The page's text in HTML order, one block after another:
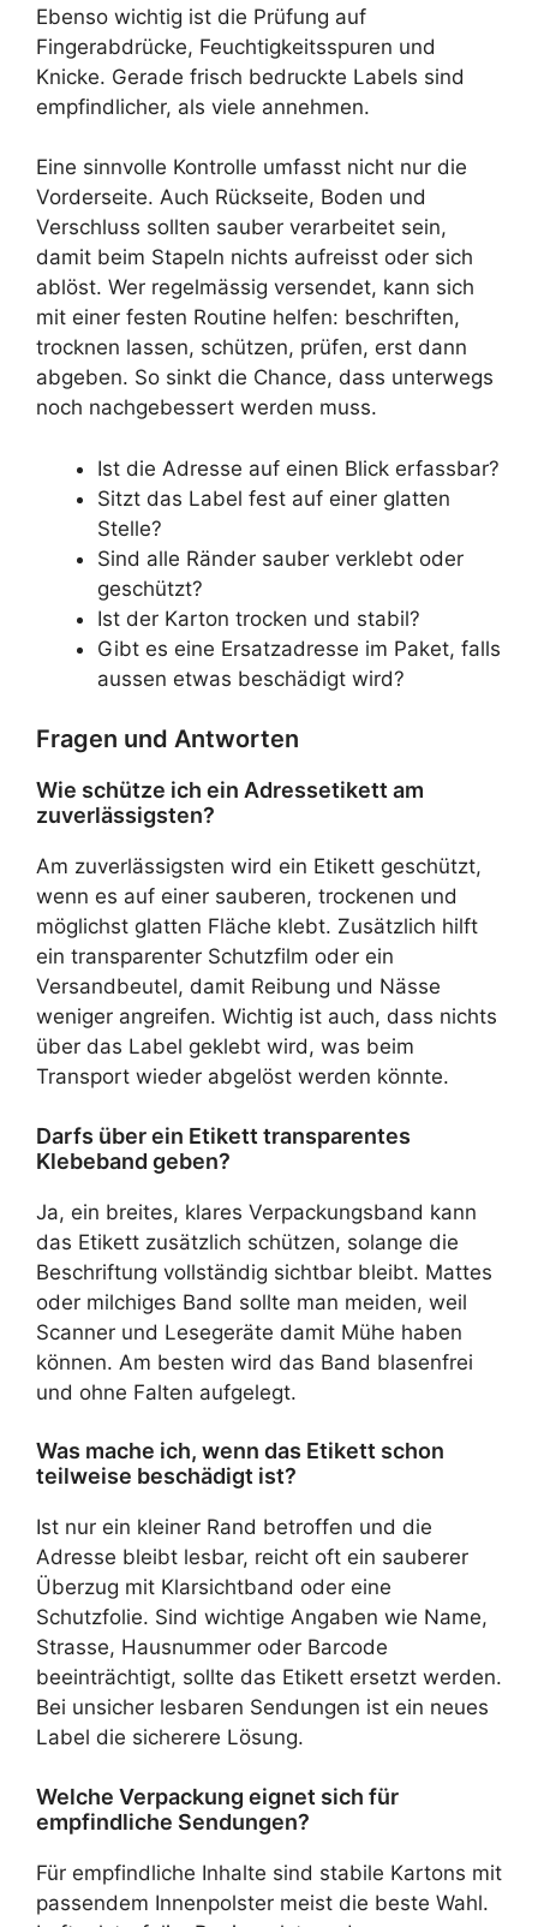
Ebenso wichtig ist die Prüfung auf
Fingerabdrücke, Feuchtigkeitsspuren und
Knicke. Gerade frisch bedruckte Labels sind
empfindlicher, als viele annehmen.
Eine sinnvolle Kontrolle umfasst nicht nur die
Vorderseite. Auch Rückseite, Boden und
Verschluss sollten sauber verarbeitet sein,
damit beim Stapeln nichts aufreisst oder sich
ablöst. Wer regelmässig versendet, kann sich
mit einer festen Routine helfen: beschriften,
trocknen lassen, schützen, prüfen, erst dann
abgeben. So sinkt die Chance, dass unterwegs
noch nachgebessert werden muss.
Ist die Adresse auf einen Blick erfassbar?
Sitzt das Label fest auf einer glatten
Stelle?
Sind alle Ränder sauber verklebt oder
geschützt?
Ist der Karton trocken und stabil?
Gibt es eine Ersatzadresse im Paket, falls
aussen etwas beschädigt wird?
Fragen und Antworten
Wie schütze ich ein Adressetikett am
zuverlässigsten?
Am zuverlässigsten wird ein Etikett geschützt,
wenn es auf einer sauberen, trockenen und
möglichst glatten Fläche klebt. Zusätzlich hilft
ein transparenter Schutzfilm oder ein
Versandbeutel, damit Reibung und Nässe
weniger angreifen. Wichtig ist auch, dass nichts
über das Label geklebt wird, was beim
Transport wieder abgelöst werden könnte.
Darfs über ein Etikett transparentes
Klebeband geben?
Ja, ein breites, klares Verpackungsband kann
das Etikett zusätzlich schützen, solange die
Beschriftung vollständig sichtbar bleibt. Mattes
oder milchiges Band sollte man meiden, weil
Scanner und Lesegeräte damit Mühe haben
können. Am besten wird das Band blasenfrei
und ohne Falten aufgelegt.
Was mache ich, wenn das Etikett schon
teilweise beschädigt ist?
Ist nur ein kleiner Rand betroffen und die
Adresse bleibt lesbar, reicht oft ein sauberer
Überzug mit Klarsichtband oder eine
Schutzfolie. Sind wichtige Angaben wie Name,
Strasse, Hausnummer oder Barcode
beeinträchtigt, sollte das Etikett ersetzt werden.
Bei unsicher lesbaren Sendungen ist ein neues
Label die sicherere Lösung.
Welche Verpackung eignet sich für
empfindliche Sendungen?
Für empfindliche Inhalte sind stabile Kartons mit
passendem Innenpolster meist die beste Wahl.